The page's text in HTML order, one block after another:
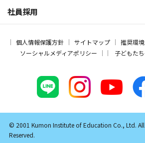
社員採用
個人情報保護方針 サイトマップ 推奨環境
ソーシャルメディアポリシー
子どもた
© 2001 Kumon Institute of Education Co., Ltd.
Reserved.